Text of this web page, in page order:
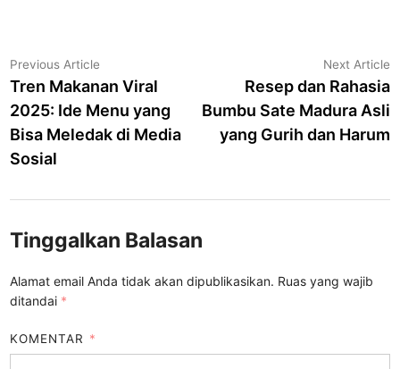
Navigasi
pos
Previous Article
article:
Tren Makanan Viral
2025: Ide Menu yang
Bisa Meledak di Media
Sosial
Next Article
Resep dan Rahasia
Bumbu Sate Madura Asli
yang Gurih dan Harum
Tinggalkan Balasan
Alamat email Anda tidak akan dipublikasikan. Ruas yang wajib
ditandai *
KOMENTAR *